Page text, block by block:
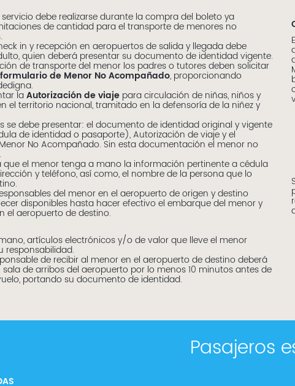
debe realizarse durante la compra del boleto ya
de cantidad para el transporte de menores no
in y recepción en aeropuertos de salida y llegada debe
quien deberá presentar su documento de identidad vigente.
de transporte del menor los padres o tutores deben solicitar
formulario de Menor No Acompañado, proporcionando
laAutorización de viajepara circulación de niñas, niños y
el territorio nacional, tramitado en la defensoría de la niñez y
se debe presentar: el documento de identidad original y vigente
de identidad o pasaporte), Autorización de viaje y el
No Acompañado. Sin esta documentación el menor no
que el menor tenga a mano la información pertinente a cédula
y teléfono, así como, el nombre de la persona que lo
del menor en el aeropuerto de origen y destino
disponibles hasta hacer efectivo el embarque del menor y
el aeropuerto de destino.
artículos electrónicos y/o de valor que lleve el menor
responsabilidad.
de recibir al menor en el aeropuerto de destino deberá
sala de arribos del aeropuerto por lo menos 10 minutos antes de
portando su documento de identidad.
Pasajeros